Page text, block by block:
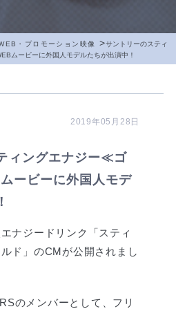
・プロモーション映像 >サントリーのスティ
ムービーに外国人モデルたちが出演中！
2019年05月28日
ィングエナジー≪ゴ
ービーに外国人モデ
ナジードリンク「スティ
ド」のCMが公開されまし
のメンバーとして、フリ